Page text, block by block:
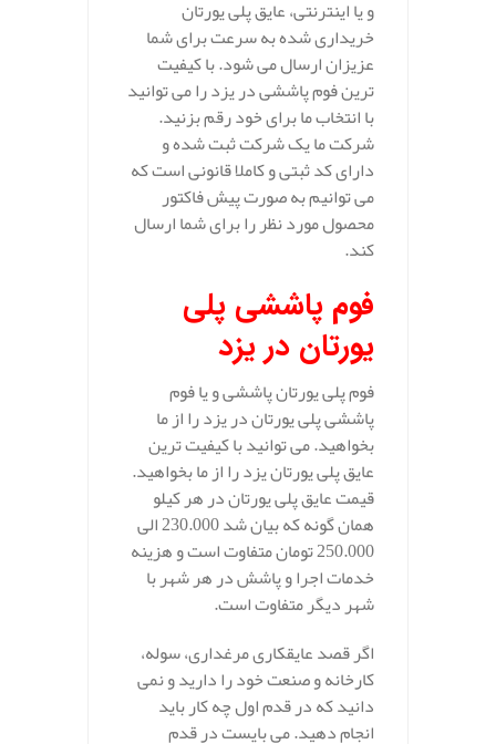
و یا اینترنتی، عایق پلی یورتان
خریداری شده به سرعت برای شما
عزیزان ارسال می شود. با کیفیت
ترین فوم پاششی در یزد را می توانید
با انتخاب ما برای خود رقم بزنید.
شرکت ما یک شرکت ثبت شده و
دارای کد ثبتی و کاملا قانونی است که
می توانیم به صورت پیش فاکتور
محصول مورد نظر را برای شما ارسال
کند.
فوم پاششی پلی
یورتان در یزد
فوم پلی یورتان پاششی و یا فوم
پاششی پلی یورتان در یزد را از ما
بخواهید. می توانید با کیفیت ترین
عایق پلی یورتان یزد را از ما بخواهید.
قیمت عایق پلی یورتان در هر کیلو
همان گونه که بیان شد 230.000 الی
250.000 تومان متفاوت است و هزینه
خدمات اجرا و پاشش در هر شهر با
شهر دیگر متفاوت است.
اگر قصد عایقکاری مرغداری، سوله،
کارخانه و صنعت خود را دارید و نمی
دانید که در قدم اول چه کار باید
انجام دهید. می بایست در قدم